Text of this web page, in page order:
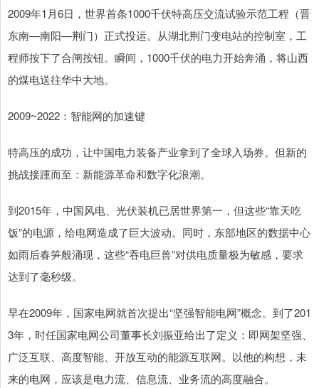
2009年1月6日，世界首条1000千伏特高压交流试验示范工程（晋
东南—南阳—荆门）正式投运。从湖北荆门变电站的控制室，工
程师按下了合闸按钮。瞬间，1000千伏的电力开始奔涌，将山西
的煤电送往华中大地。
2009~2022：智能网的加速键
特高压的成功，让中国电力装备产业拿到了全球入场券。但新的
挑战接踵而至：新能源革命和数字化浪潮。
到2015年，中国风电、光伏装机已居世界第一，但这些“靠天吃
饭”的电源，给电网造成了巨大波动。同时，东部地区的数据中心
如雨后春笋般涌现，这些“吞电巨兽”对供电质量极为敏感，要求
达到了毫秒级。
早在2009年，国家电网就首次提出“坚强智能电网”概念。到了201
3年，时任国家电网公司董事长刘振亚给出了定义：即网架坚强、
广泛互联、高度智能、开放互动的能源互联网。以他的构想，未
来的电网，应该是电力流、信息流、业务流的高度融合。